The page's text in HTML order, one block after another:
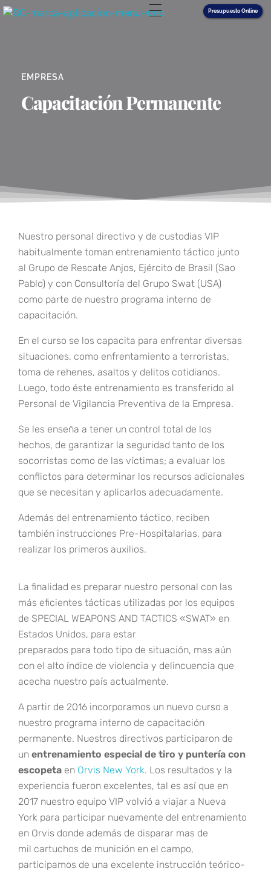
Presupuesto Online
EMPRESA
Capacitación Permanente
Nuestro personal directivo y de custodias VIP
habitualmente toman entrenamiento táctico junto
al Grupo de Rescate Anjos, Ejército de Brasil (Sao
Pablo) y con Consultoría del Grupo Swat (USA)
como parte de nuestro programa interno de
capacitación.
En el curso se los capacita para enfrentar diversas
situaciones, como enfrentamiento a terroristas,
toma de rehenes, asaltos y delitos cotidianos.
Luego, todo éste entrenamiento es transferido al
Personal de Vigilancia Preventiva de la Empresa.
Se les enseña a tener un control total de los
hechos, de garantizar la seguridad tanto de los
socorristas como de las víctimas; a evaluar los
conflictos para determinar los recursos adicionales
que se necesitan y aplicarlos adecuadamente.
Además del entrenamiento táctico, reciben
también instrucciones Pre-Hospitalarias, para
realizar los primeros auxilios.
La finalidad es preparar nuestro personal con las
más eficientes tácticas utilizadas por los equipos
de SPECIAL WEAPONS AND TACTICS «SWAT» en
Estados Unidos, para estar
preparados para todo tipo de situación, mas aún
con el alto índice de violencia y delincuencia que
acecha nuestro país actualmente.
A partir de 2016 incorporamos un nuevo curso a
nuestro programa interno de capacitación
permanente. Nuestros directivos participaron de
un entrenamiento especial de tiro y puntería con
escopeta en Orvis New York. Los resultados y la
experiencia fueron excelentes, tal es así que en
2017 nuestro equipo VIP volvió a viajar a Nueva
York para participar nuevamente del entrenamiento
en Orvis donde además de disparar mas de
mil cartuchos de munición en el campo,
participamos de una excelente instrucción teórico-